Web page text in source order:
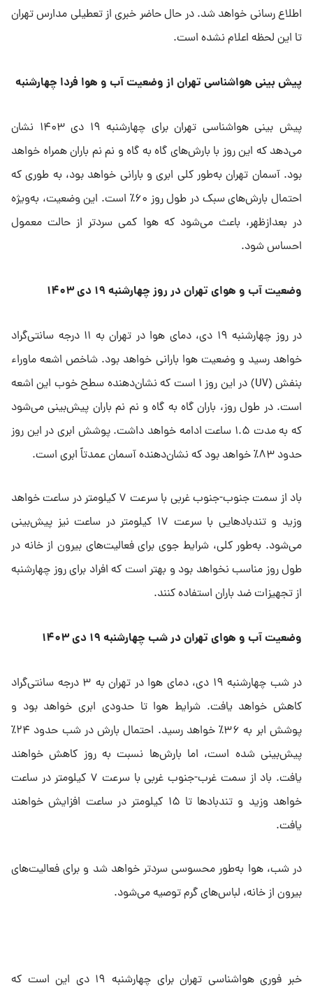
اطلاع رسانی خواهد شد. در حال حاضر خبری از تعطیلی مدارس تهران
تا این لحظه اعلام نشده است.
پیش‌ بینی هواشناسی تهران از وضعیت آب و هوا فردا چهارشنبه
پیش‌ بینی هواشناسی تهران برای چهارشنبه ۱۹ دی ۱۴۰۳ نشان
می‌دهد که این روز با بارش‌های گاه به گاه و نم نم باران همراه خواهد
بود. آسمان تهران به‌طور کلی ابری و بارانی خواهد بود، به طوری که
احتمال بارش‌های سبک در طول روز ۶۰٪ است. این وضعیت، به‌ویژه
در بعدازظهر، باعث می‌شود که هوا کمی سردتر از حالت معمول
احساس شود.
وضعیت آب و هوای تهران در روز چهارشنبه ۱۹ دی ۱۴۰۳
در روز چهارشنبه ۱۹ دی، دمای هوا در تهران به ۱۱ درجه سانتی‌گراد
خواهد رسید و وضعیت هوا بارانی خواهد بود. شاخص اشعه ماوراء
بنفش (UV) در این روز ۱ است که نشان‌دهنده سطح خوب این اشعه
است. در طول روز، باران گاه به گاه و نم نم باران پیش‌بینی می‌شود
که به مدت ۱.۵ ساعت ادامه خواهد داشت. پوشش ابری در این روز
حدود ۸۳٪ خواهد بود که نشان‌دهنده آسمان عمدتاً ابری است.
باد از سمت جنوب-جنوب غربی با سرعت ۷ کیلومتر در ساعت خواهد
وزید و تندبادهایی با سرعت ۱۷ کیلومتر در ساعت نیز پیش‌بینی
می‌شود. به‌طور کلی، شرایط جوی برای فعالیت‌های بیرون از خانه در
طول روز مناسب نخواهد بود و بهتر است که افراد برای روز چهارشنبه
از تجهیزات ضد باران استفاده کنند.
وضعیت آب و هوای تهران در شب چهارشنبه ۱۹ دی ۱۴۰۳
در شب چهارشنبه ۱۹ دی، دمای هوا در تهران به ۳ درجه سانتی‌گراد
کاهش خواهد یافت. شرایط هوا تا حدودی ابری خواهد بود و
پوشش ابر به ۳۶٪ خواهد رسید. احتمال بارش در شب حدود ۲۴٪
پیش‌بینی شده است، اما بارش‌ها نسبت به روز کاهش خواهند
یافت. باد از سمت غرب-جنوب غربی با سرعت ۷ کیلومتر در ساعت
خواهد وزید و تندبادها تا ۱۵ کیلومتر در ساعت افزایش خواهند
یافت.
در شب، هوا به‌طور محسوسی سردتر خواهد شد و برای فعالیت‌های
بیرون از خانه، لباس‌های گرم توصیه می‌شود.
خبر فوری هواشناسی تهران برای چهارشنبه ۱۹ دی این است که